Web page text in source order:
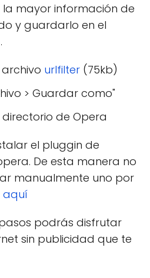
la mayor información de
y guardarlo en el
urlfilter (75kb)
> Guardar como"
de Opera
el pluggin de
De esta manera no
manualmente uno por
aquí
podrás disfrutar
sin publicidad que te